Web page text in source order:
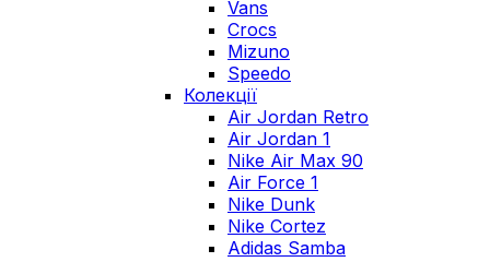
Vans
Crocs
Mizuno
Speedo
Колекції
Air Jordan Retro
Air Jordan 1
Nike Air Max 90
Air Force 1
Nike Dunk
Nike Cortez
Adidas Samba